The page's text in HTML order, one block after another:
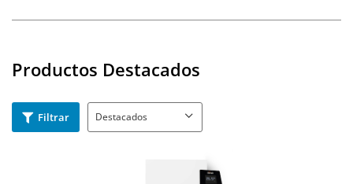
Productos Destacados
Filtrar